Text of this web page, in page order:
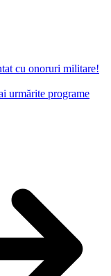
cu onoruri militare!
urmărite programe